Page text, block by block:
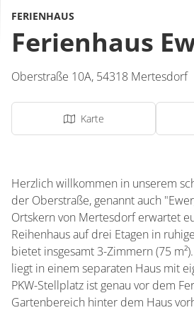
FERIENHAUS
Ferienhaus
Oberstraße 10A, 54318 Mertesdorf
Karte
Herzlich willkommen in unserem
der Oberstraße, genannt auch
Ortskern von Mertesdorf erwartet
Reihenhaus auf drei Etagen in
bietet insgesamt 3-Zimmern (75
liegt in einem separaten Haus mit
PKW-Stellplatz ist genau vor dem
Gartenbereich hinter dem Haus